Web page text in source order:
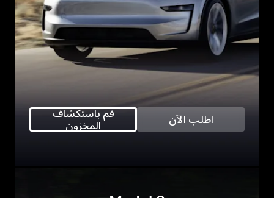
اطلب الآن
قم باستكشاف
المخزون